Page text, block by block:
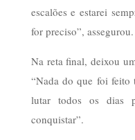
escalões e estarei
for preciso”, assegurou.
Na reta final, deixou
“Nada do que foi feito
lutar todos os dias
conquistar”.